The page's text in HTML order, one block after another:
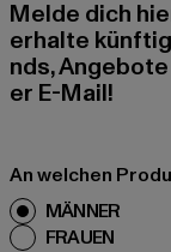
Melde dich
erhalte
nds,
er E-Mail!
An welchen
MÄNNER
FRAUEN